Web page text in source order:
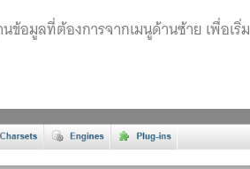
อมูลที่ต้องการจากเมนูด้านซ้าย เพื่อเริ่ม